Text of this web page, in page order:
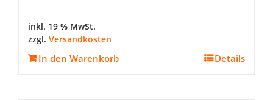
inkl. 19 % MwSt.
zzgl. Versandkosten
In den Warenkorb Details